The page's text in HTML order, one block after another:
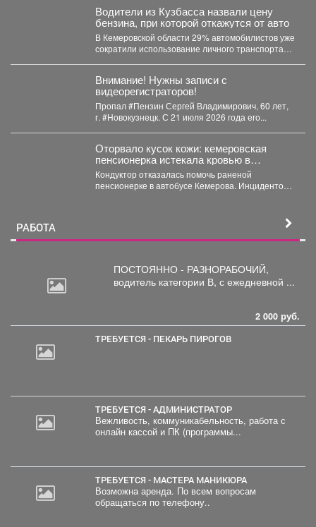
Водители из Кузбасса назвали цену
бензина, при которой откажутся от авто
В Кемеровской области 29% автомобилистов уже
сократили использование личного транспорта
Внимание! Нужны записи с
видеорегистраторов!
Пропал #Пензин Сергей Владимирович, 60 лет,
г. #Новокузнецк. С 21 июля 2026 года его...
Оторвало кусок кожи: кемеровская
пенсионерка истекала кровью в
автобусе
Кондуктор отказалась помочь раненой
пенсионерке в автобусе Кемерова. Инцидентом
РАБОТА
ПОСТОЯННО - РАЗНОРАБОЧИЙ,
водитель категории В, с ежедневной ...
2 000 руб.
ТРЕБУЕТСЯ - ПЕКАРЬ ПИРОГОВ
ТРЕБУЕТСЯ - АДМИНИСТРАТОР
Вежливость, коммуникабельность, работа с
онлайн кассой и ПК (программы...
ТРЕБУЕТСЯ - МАСТЕРА МАНИКЮРА
Возможна аренда. По всем вопросам
обращаться по телефону..